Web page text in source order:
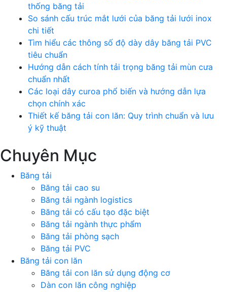
thống băng tải
So sánh cấu trúc mắt lưới của băng tải lưới inox
chi tiết
Tìm hiểu các thông số độ dày dây băng tải PVC
tiêu chuẩn
Hướng dẫn cách tính tải trọng băng tải mùn cưa
chuẩn nhất
Các loại dây curoa phổ biến và hướng dẫn lựa
chọn chính xác
Thiết kế băng tải con lăn: Quy trình chuẩn và lưu
ý kỹ thuật
Chuyên Mục
Băng tải
Băng tải cao su
Băng tải ngành logistics
Băng tải có cấu tạo đặc biệt
Băng tải ngành thực phẩm
Băng tải phòng sạch
Băng tải PVC
Băng tải con lăn
Băng tải con lăn sử dụng động cơ
Dàn con lăn công nghiệp